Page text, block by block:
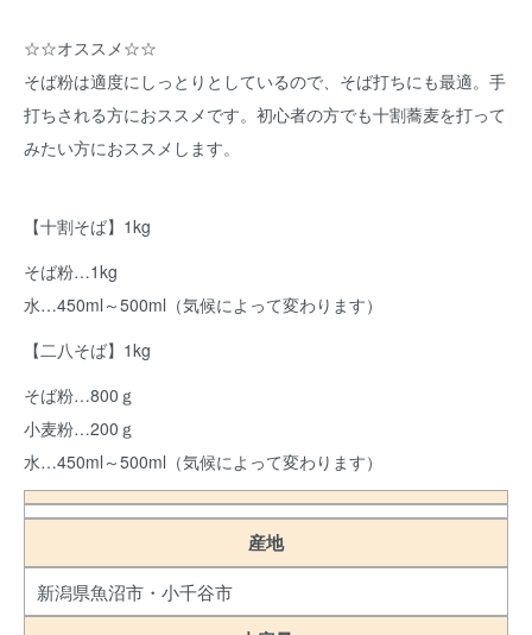
☆☆オススメ☆☆
そば粉は適度にしっとりとしているので、そば打ちにも最適。手
打ちされる方におススメです。初心者の方でも十割蕎麦を打って
みたい方におススメします。
【十割そば】1kg
そば粉…1kg
水…450ml～500ml（気候によって変わります）
【二八そば】1kg
そば粉…800ｇ
小麦粉…200ｇ
水…450ml～500ml（気候によって変わります）
産地
新潟県魚沼市・小千谷市